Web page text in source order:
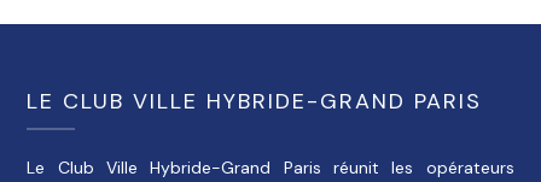
LE CLUB VILLE HYBRIDE-GRAND PARIS
Le Club Ville Hybride-Grand Paris réunit les opérateurs